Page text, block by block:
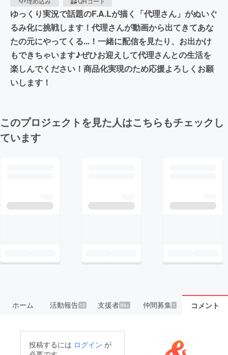
ゆっくり実況で話題のF.A.Lが描く「代理さん」がぬいぐ
るみ化に挑戦します！代理さんが動画から出てきてあな
たの元にやってくる...！一緒に配信を見たり、お出かけ
もできちゃいます♪ぜひお迎えして代理さんとの生活を
楽しんでください！商品化実現のため応援よろしくお願
いします！
このプロジェクトを見た人はこちらもチェックし
ています
ホーム 活動報告12 支援者99+ 仲間募集 1 コメント
投稿するには ログイン が